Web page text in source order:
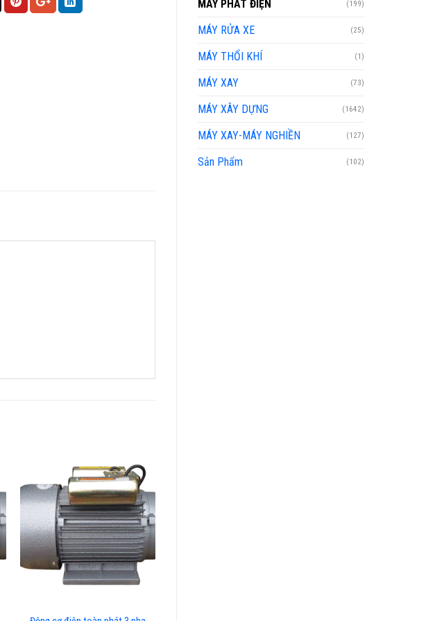
MÁY PHÁT ĐIỆN (199)
MÁY RỬA XE (25)
MÁY THỔI KHÍ (1)
MÁY XAY (73)
MÁY XÂY DỰNG (1642)
MÁY XAY-MÁY NGHIỀN (127)
Sản Phẩm (102)